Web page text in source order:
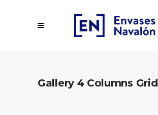
Gallery 4 Columns Grid